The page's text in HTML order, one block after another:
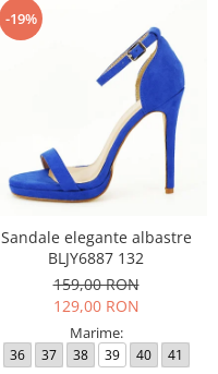
-19%
Sandale elegante albastre
BLJY6887 132
159,00 RON
129,00 RON
Marime:
36 37 38 39 40 41